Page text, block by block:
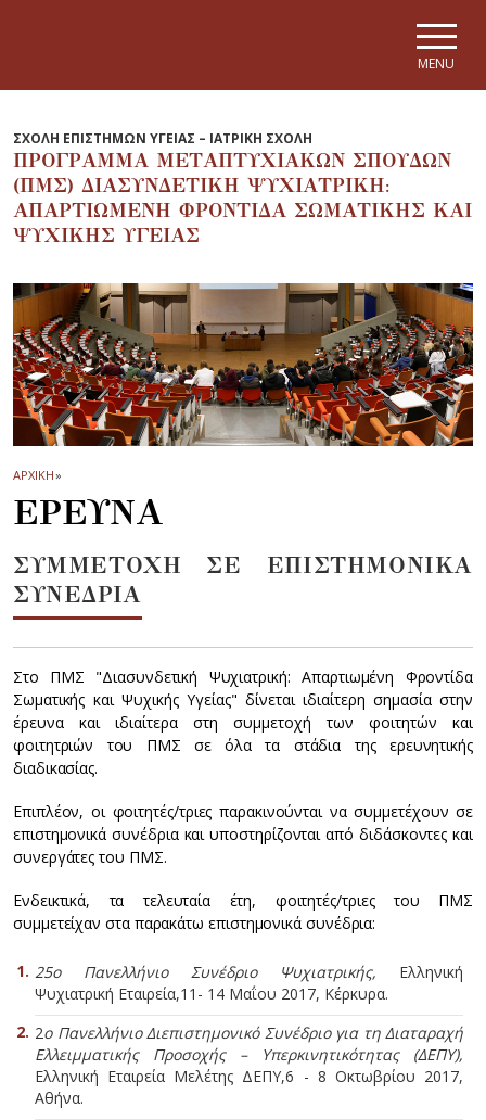
MENU
ΣΧΟΛΗ ΕΠΙΣΤΗΜΩΝ ΥΓΕΙΑΣ – ΙΑΤΡΙΚΗ ΣΧΟΛΗ
ΠΡΟΓΡΑΜΜΑ ΜΕΤΑΠΤΥΧΙΑΚΩΝ ΣΠΟΥΔΩΝ
(ΠΜΣ) ΔΙΑΣΥΝΔΕΤΙΚΗ ΨΥΧΙΑΤΡΙΚΗ:
ΑΠΑΡΤΙΩΜΕΝΗ ΦΡΟΝΤΙΔΑ ΣΩΜΑΤΙΚΗΣ ΚΑΙ
ΨΥΧΙΚΗΣ ΥΓΕΙΑΣ
ΑΡΧΙΚΗ»
ΕΡΕΥΝΑ
ΣΥΜΜΕΤΟΧΗ ΣΕ ΕΠΙΣΤΗΜΟΝΙΚΑ
ΣΥΝΕΔΡΙΑ
Στο ΠΜΣ "Διασυνδετική Ψυχιατρική: Απαρτιωμένη Φροντίδα
Σωματικής και Ψυχικής Υγείας" δίνεται ιδιαίτερη σημασία στην
έρευνα και ιδιαίτερα στη συμμετοχή των φοιτητών και
φοιτητριών του ΠΜΣ σε όλα τα στάδια της ερευνητικής
διαδικασίας.
Επιπλέον, οι φοιτητές/τριες παρακινούνται να συμμετέχουν σε
επιστημονικά συνέδρια και υποστηρίζονται από διδάσκοντες και
συνεργάτες του ΠΜΣ.
Ενδεικτικά, τα τελευταία έτη, φοιτητές/τριες του ΠΜΣ
συμμετείχαν στα παρακάτω επιστημονικά συνέδρια:
25ο Πανελλήνιο Συνέδριο Ψυχιατρικής, Ελληνική
Ψυχιατρική Εταιρεία,11- 14 Μαΐου 2017, Κέρκυρα.
2ο Πανελλήνιο Διεπιστημονικό Συνέδριο για τη Διαταραχή
Ελλειμματικής Προσοχής – Υπερκινητικότητας (ΔΕΠΥ),
Ελληνική Εταιρεία Μελέτης ΔΕΠΥ,6 - 8 Οκτωβρίου 2017,
Αθήνα.